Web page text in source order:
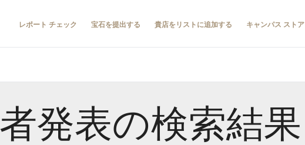
レポート チェック 宝石を提出する 貴店をリストに追加する キャンパス ストア
発表の検索結果